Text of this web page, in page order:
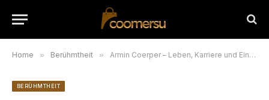
Home » Berühmtheit » Armin Coerper – Leben, Karriere und Einfluss einer außergewöhnlichen Persönlichkeit
BERÜHMTHEIT